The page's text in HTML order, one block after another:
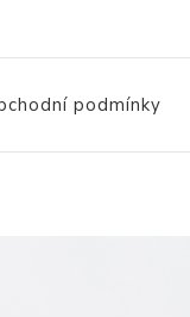
podmínky